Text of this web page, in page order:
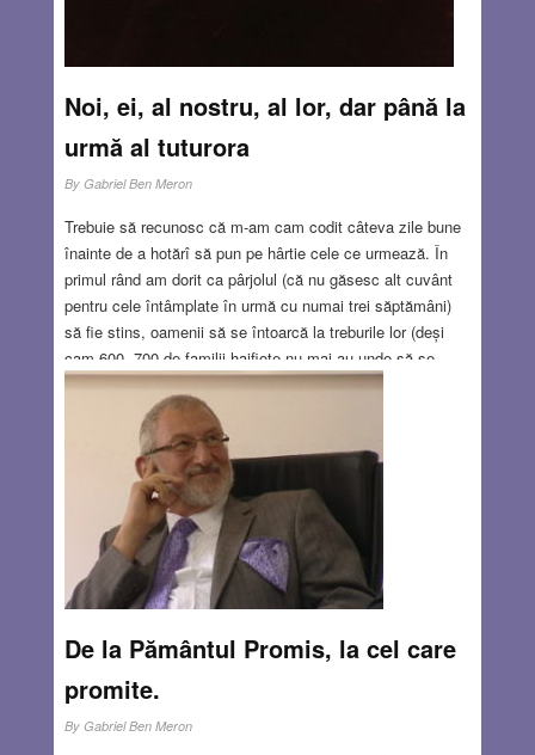
Noi, ei, al nostru, al lor, dar până la
urmă al tuturora
By Gabriel Ben Meron
Trebuie să recunosc că m-am cam codit câteva zile bune
înainte de a hotărî să pun pe hârtie cele ce urmează. În
primul rând am dorit ca pârjolul (că nu găsesc alt cuvânt
pentru cele întâmplate în urmă cu numai trei săptămâni)
să fie stins, oamenii să se întoarcă la treburile lor (deși
cam 600- 700 de familii haifiote nu mai au unde să se
întoarcă), dar mai ales am așteptat ca norii, de fum și de
gânduri negre, ce se adunaseră pe cer de-a valma, să se
risipească și să permită omului de rând să priceapă mai
mult sau mai puțin ce și de ce s-a întâmplat ce s-a
întâmplat.
Read more…
DEC 15, 2016
De la Pământul Promis, la cel care
promite.
By Gabriel Ben Meron